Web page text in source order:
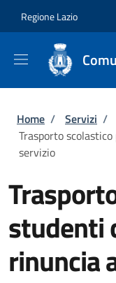
Regione Lazio
Briciole
Home / Servizi /
Trasporto
servizio
studenti
rinuncia